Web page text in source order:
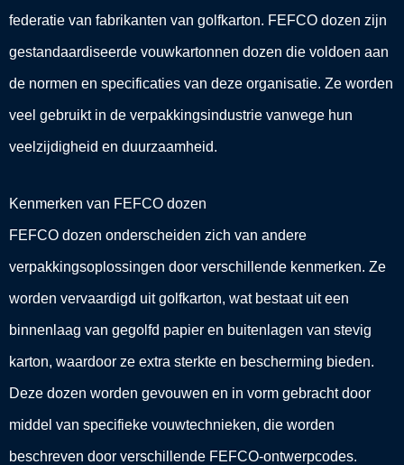
federatie van fabrikanten van golfkarton. FEFCO dozen zijn
gestandaardiseerde vouwkartonnen dozen die voldoen aan
de normen en specificaties van deze organisatie. Ze worden
veel gebruikt in de verpakkingsindustrie vanwege hun
veelzijdigheid en duurzaamheid.
Kenmerken van FEFCO dozen
FEFCO dozen onderscheiden zich van andere
verpakkingsoplossingen door verschillende kenmerken. Ze
worden vervaardigd uit golfkarton, wat bestaat uit een
binnenlaag van gegolfd papier en buitenlagen van stevig
karton, waardoor ze extra sterkte en bescherming bieden.
Deze dozen worden gevouwen en in vorm gebracht door
middel van specifieke vouwtechnieken, die worden
beschreven door verschillende FEFCO-ontwerpcodes.